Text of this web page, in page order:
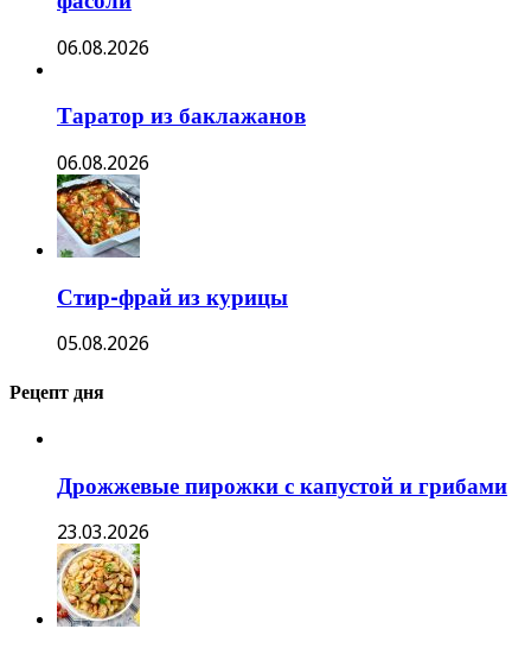
06.08.2026
Таратор из баклажанов
06.08.2026
Стир-фрай из курицы
05.08.2026
Рецепт дня
Дрожжевые пирожки с капустой и грибами
23.03.2026